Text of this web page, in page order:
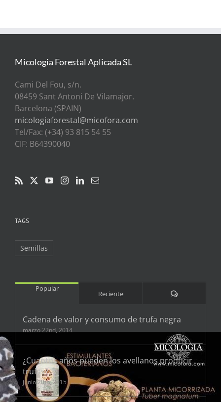
Micologia Forestal Aplicada SL
Cami Del Fou, s/n.
08459 Sant Antoni De Vilamajor.
Barcelona (SPAIN)
micologiaforestal@micofora.com
Tel/Fax: (+34) 93 815 54 55
CIF: B64390040
TAGS
Semillas
Popular
Reciente Comentarios
Cadena de valor y consumo de trufa negra
marzo 22nd, 2014
¿Cuantos años pueden los avellanos producir
trufas?
junio 20th, 2015